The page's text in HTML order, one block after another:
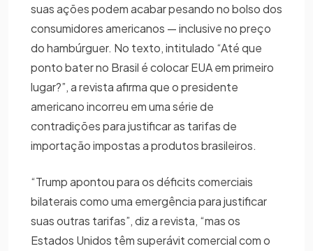
suas ações podem acabar pesando no bolso dos
consumidores americanos — inclusive no preço
do hambúrguer. No texto, intitulado “Até que
ponto bater no Brasil é colocar EUA em primeiro
lugar?”, a revista afirma que o presidente
americano incorreu em uma série de
contradições para justificar as tarifas de
importação impostas a produtos brasileiros.
“Trump apontou para os déficits comerciais
bilaterais como uma emergência para justificar
suas outras tarifas”, diz a revista, “mas os
Estados Unidos têm superávit comercial com o